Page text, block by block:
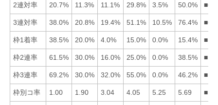
2連対率 20.7% 11.3% 11.1% 29.8% 3.5% 50.0%
3連対率 38.0% 20.8% 19.4% 51.1% 10.5% 76.4%
枠1着率 38.5% 20.0% 4.0% 15.0% 0.0% 15.4%
枠2連率 61.5% 30.0% 16.0% 25.0% 0.0% 38.5%
枠3連率 69.2% 30.0% 32.0% 55.0% 0.0% 46.2%
枠別コ率 1.00 1.90 3.04 4.05 5.25 5.69